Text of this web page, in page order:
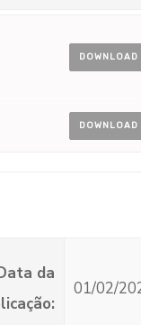
DOWNLOAD
DOWNLOAD
da
01/02/